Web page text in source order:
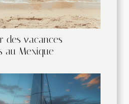
des vacances
au Mexique